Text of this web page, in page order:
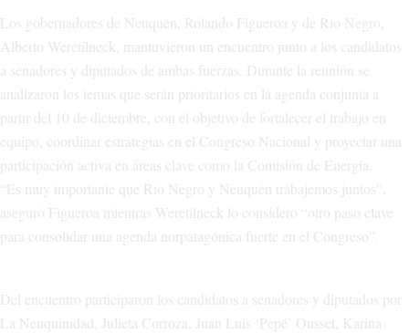
Los gobernadores de Neuquén, Rolando Figueroa y de Río Negro,
Alberto Weretilneck, mantuvieron un encuentro junto a los candidatos
a senadores y diputados de ambas fuerzas. Durante la reunión se
analizaron los temas que serán prioritarios en la agenda conjunta a
partir del 10 de diciembre, con el objetivo de fortalecer el trabajo en
equipo, coordinar estrategias en el Congreso Nacional y proyectar una
participación activa en áreas clave como la Comisión de Energía.
“Es muy importante que Rio Negro y Neuquén trabajemos juntos”,
aseguró Figueroa mientras Weretilneck lo consideró “otro paso clave
para consolidar una agenda norpatagónica fuerte en el Congreso”.
Del encuentro participaron los candidatos a senadores y diputados por
La Neuquinidad, Julieta Corroza, Juan Luis ‘Pepé’ Ousset, Karina